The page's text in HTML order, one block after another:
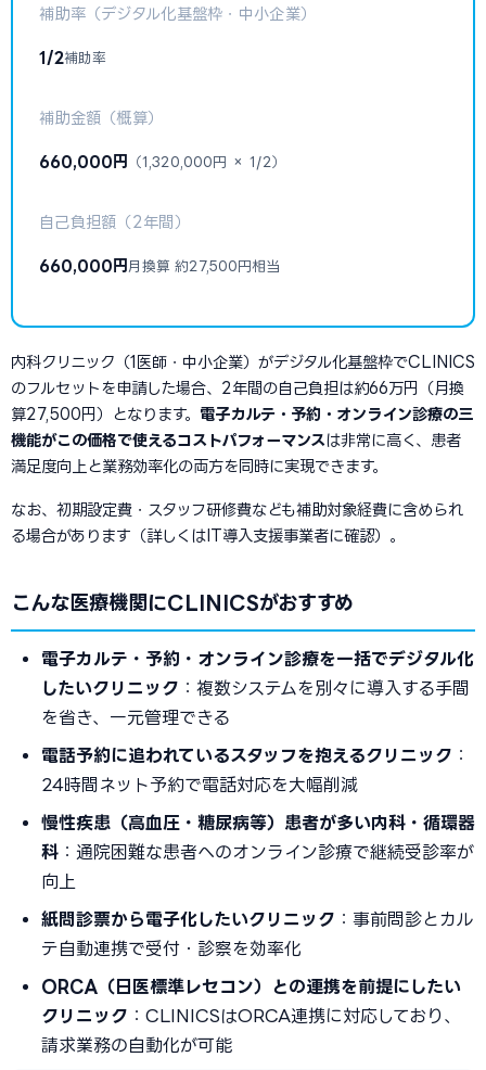
補助率（デジタル化基盤枠・中小企業）
1/2補助率
補助金額（概算）
660,000円 （1,320,000円 × 1/2）
自己負担額（2年間）
660,000円 月換算 約27,500円相当
内科クリニック（1医師・中小企業）がデジタル化基盤枠でCLINICS
のフルセットを申請した場合、2年間の自己負担は約66万円（月換
算27,500円）となります。 電子カルテ・予約・オンライン診療の三
機能がこの価格で使えるコストパフォーマンスは非常に高く、患者
満足度向上と業務効率化の両方を同時に実現できます。
なお、初期設定費・スタッフ研修費なども補助対象経費に含められ
る場合があります（詳しくはIT導入支援事業者に確認）。
こんな医療機関にCLINICSがおすすめ
電子カルテ・予約・オンライン診療を一括でデジタル化
したいクリニック ：複数システムを別々に導入する手間
を省き、一元管理できる
電話予約に追われているスタッフを抱えるクリニック ：
24時間ネット予約で電話対応を大幅削減
慢性疾患（高血圧・糖尿病等）患者が多い内科・循環器
科 ：通院困難な患者へのオンライン診療で継続受診率が
向上
紙問診票から電子化したいクリニック ：事前問診とカル
テ自動連携で受付・診察を効率化
ORCA（日医標準レセコン）との連携を前提にしたい
クリニック ：CLINICSはORCA連携に対応しており、
請求業務の自動化が可能